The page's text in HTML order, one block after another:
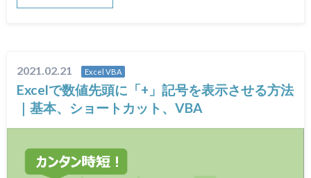
2021.02.21 Excel VBA
Excelで数値先頭に「+」記号を表示させる方法
｜基本、ショートカット、VBA